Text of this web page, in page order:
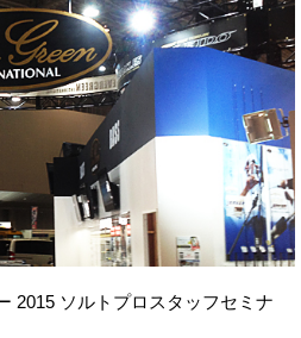
2015 ソルトプロスタッフセミナ